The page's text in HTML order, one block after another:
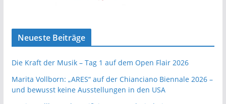
Neueste Beiträge
Die Kraft der Musik – Tag 1 auf dem Open Flair 2026
Marita Vollborn: „ARES“ auf der Chianciano Biennale 2026 –
und bewusst keine Ausstellungen in den USA